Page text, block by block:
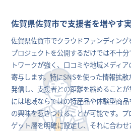
佐賀県佐賀市で支援者を増やす
佐賀県佐賀市でクラウドファンディン
プロジェクトを公開するだけでは不十
トワークが強く、口コミや地域メディ
寄与します。特にSNSを使った情報拡
発信し、支援者との距離を縮めること
には地域ならではの特産品や体験型商
の興味を惹きつけることが可能です。
ゲット層を明確に設定し、それに合わ